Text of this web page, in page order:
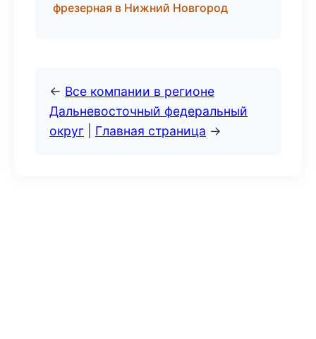
фрезерная в Нижний Новгород
← Все компании в регионе
Дальневосточный федеральный
округ
Главная страница →